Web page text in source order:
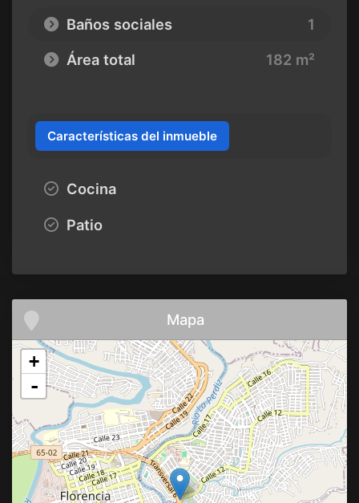
Baños sociales
1
Área total
182 m²
Características del inmueble
Cocina
Patio
Mapa
+
-